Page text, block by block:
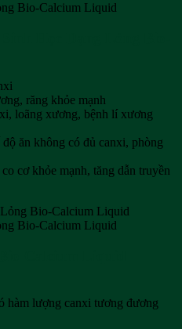
Bio-Calcium Liquid
răng khỏe mạnh
loãng xương, bệnh lí xương
ăn không có đủ canxi, phòng
cơ khỏe mạnh, tăng dẫn truyền
Bio-Calcium Liquid
hàm lượng canxi tương đương